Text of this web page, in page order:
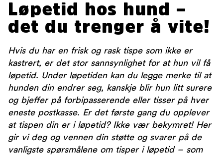
Løpetid hos hund –
det du trenger å vite!
Hvis du har en frisk og rask tispe som ikke er
kastrert, er det stor sannsynlighet for at hun vil få
løpetid. Under løpetiden kan du legge merke til at
hunden din endrer seg, kanskje blir hun litt surere
og bjeffer på forbipasserende eller tisser på hver
eneste postkasse. Er det første gang du opplever
at tispen din er i løpetid? Ikke vær bekymret! Her
gir vi deg og vennen din støtte og svarer på de
vanligste spørsmålene om tisper i løpetid – som